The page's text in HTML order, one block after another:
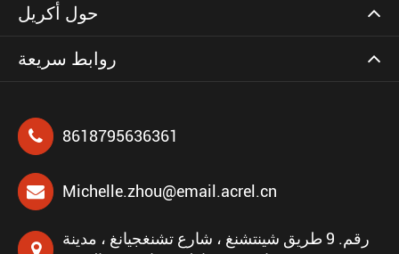
حول أكريل
روابط سريعة
8618795636361
Michelle.zhou@email.acrel.cn
رقم. 9 طريق شينتشنغ ، شارع تشنغجيانغ ، مدينة